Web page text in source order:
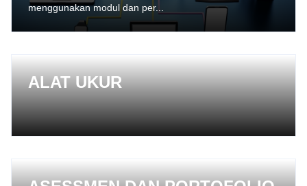
menggunakan modul dan per...
ALAT UKUR